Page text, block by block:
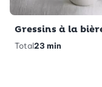
Gressins à la
Total23 min